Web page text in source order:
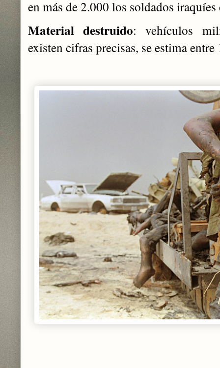
en más de 2.000 los soldados
Material destruido: vehículos
existen cifras precisas, se estima